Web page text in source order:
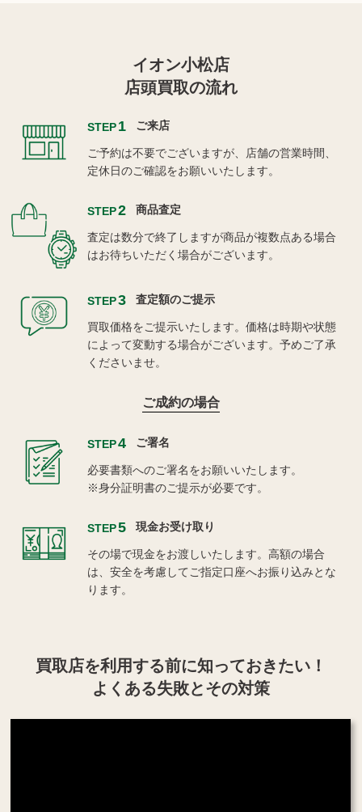
イオン小松店
店頭買取の流れ
STEP1 ご来店
ご予約は不要でございますが、店舗の営業時間、
定休日のご確認をお願いいたします。
STEP2 商品査定
査定は数分で終了しますが商品が複数点ある場合
はお待ちいただく場合がございます。
STEP3 査定額のご提示
買取価格をご提示いたします。価格は時期や状態
によって変動する場合がございます。予めご了承
くださいませ。
ご成約の場合
STEP4 ご署名
必要書類へのご署名をお願いいたします。
※身分証明書のご提示が必要です。
STEP5 現金お受け取り
その場で現金をお渡しいたします。高額の場合
は、安全を考慮してご指定口座へお振り込みとな
ります。
買取店を利用する前に知っておきたい！
よくある失敗とその対策